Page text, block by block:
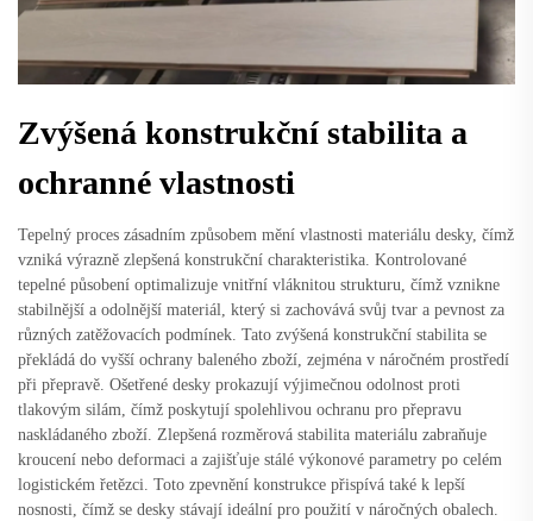
Zvýšená konstrukční stabilita a
ochranné vlastnosti
Tepelný proces zásadním způsobem mění vlastnosti materiálu desky, čímž
vzniká výrazně zlepšená konstrukční charakteristika. Kontrolované
tepelné působení optimalizuje vnitřní vláknitou strukturu, čímž vznikne
stabilnější a odolnější materiál, který si zachovává svůj tvar a pevnost za
různých zatěžovacích podmínek. Tato zvýšená konstrukční stabilita se
překládá do vyšší ochrany baleného zboží, zejména v náročném prostředí
při přepravě. Ošetřené desky prokazují výjimečnou odolnost proti
tlakovým silám, čímž poskytují spolehlivou ochranu pro přepravu
naskládaného zboží. Zlepšená rozměrová stabilita materiálu zabraňuje
kroucení nebo deformaci a zajišťuje stálé výkonové parametry po celém
logistickém řetězci. Toto zpevnění konstrukce přispívá také k lepší
nosnosti, čímž se desky stávají ideální pro použití v náročných obalech.